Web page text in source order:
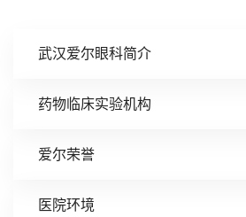
武汉爱尔眼科简介
药物临床实验机构
爱尔荣誉
医院环境